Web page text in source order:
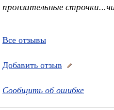
пронзительные
Все отзывы
Добавить отзыв
Сообщить об ошибке